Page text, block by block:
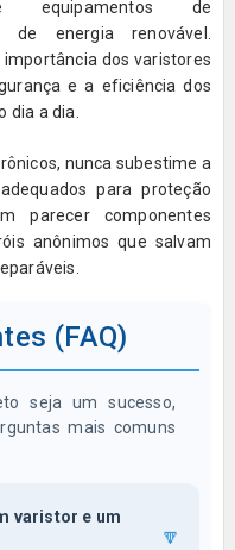
equipamentos de
de energia renovável.
dos varistores
e a eficiência dos
dia a dia.
nunca subestime a
para proteção
parecer componentes
anônimos que salvam
(FAQ)
seja um sucesso,
mais comuns
varistor e um
🔽